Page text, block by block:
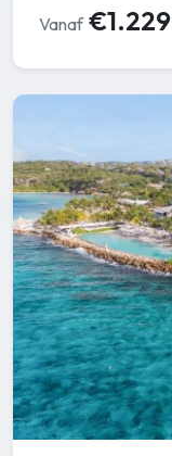
Vanaf€1.229